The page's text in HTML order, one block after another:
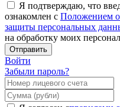
Я подтверждаю, что
ознакомлен с Положением о
защиты персональных
на обработку моих
Отправить
Войти
Забыли пароль?